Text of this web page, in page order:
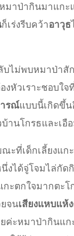
มาป่ากินมาแกะ
ก็เร่งรีบคว้าอาวุธ
บไม่พบหมาป่าสั
งหัวเราะชอบใจ
รณ์แบบนี้เกิดขึ้
านโกรธและเอื
ะที่เด็กเลี้ยงแกะ
งได้จู่โจมไล่กัด
กะตกใจมากตะโ
จนเสียงแหบแห้ง
ค่ะหมาป่ากินแก